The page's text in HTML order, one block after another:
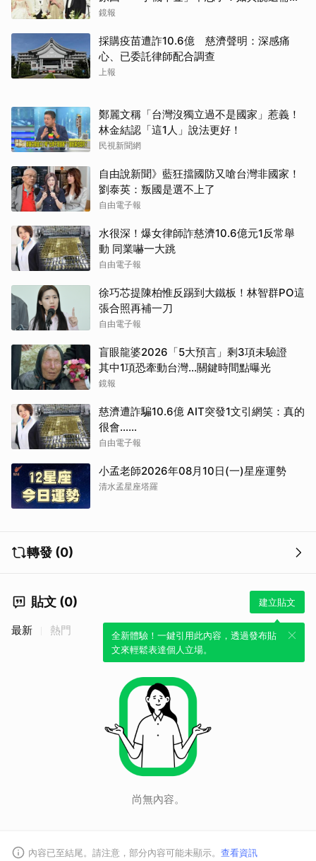
離開嗎？
鏡報
採購疫苗遭詐10.6億 慈濟聲明：深感痛
心、已委託律師配合調查
上報
鄭麗文稱「台灣沒獨立過不是國家」惹義！
林金結認「這1人」說法更好！
民視新聞網
自由說新聞》藍狂擋國防又嗆台灣非國家！
劉泰英：叛國是選不上了
自由電子報
水很深！爆女律師詐慈濟10.6億元1反常舉
動 同業嚇一大跳
自由電子報
徐巧芯提陳柏惟反踢到大鐵板！林智群PO這
張合照再補一刀
自由電子報
盲眼龍婆2026「5大預言」剩3項未驗證
其中1項恐牽動台灣...關鍵時間點曝光
鏡報
慈濟遭詐騙10.6億 AIT突發1文引網笑：真的
很會……
自由電子報
小孟老師2026年08月10日(一)星座運勢
清水孟星座塔羅
轉發 (0)
貼文 (0) 建立貼文
全新體驗！一鍵引用此內容，透過發布貼
文來輕鬆表達個人立場。
最新 熱門
尚無內容。
內容已至結尾。請注意，部分內容可能未顯示。 查看資訊